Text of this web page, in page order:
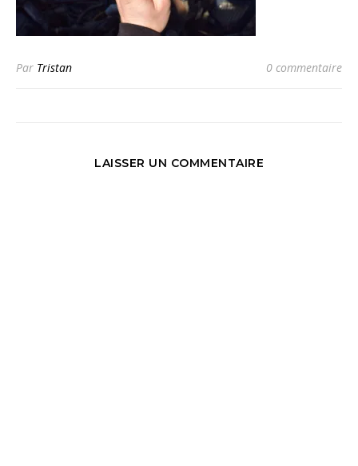
Par Tristan 0 commentaire
LAISSER UN COMMENTAIRE